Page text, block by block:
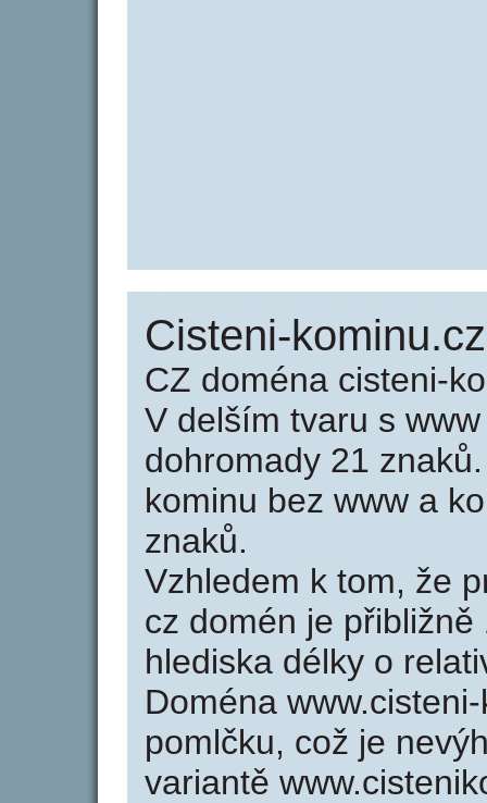
Cisteni-
CZ doména cisteni-
V delším tvaru s
dohromady 21
kominu bez www a
znaků.
Vzhledem k tom, že
cz domén je
hlediska délky o
Doména
pomlčku, což je
variantě